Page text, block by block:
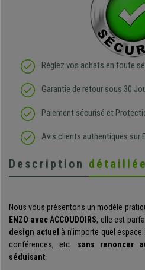
Réglez vos achats en toute
Garantie de retour sous 30
Paiement sécurisé et
Avis clients authentiques sur
Description détaillée
Nous vous présentons un modèle
ENZO avec ACCOUDOIRS, elle est
design actuel à n’importe quel
conférences, etc. sans renoncer
séduisant.